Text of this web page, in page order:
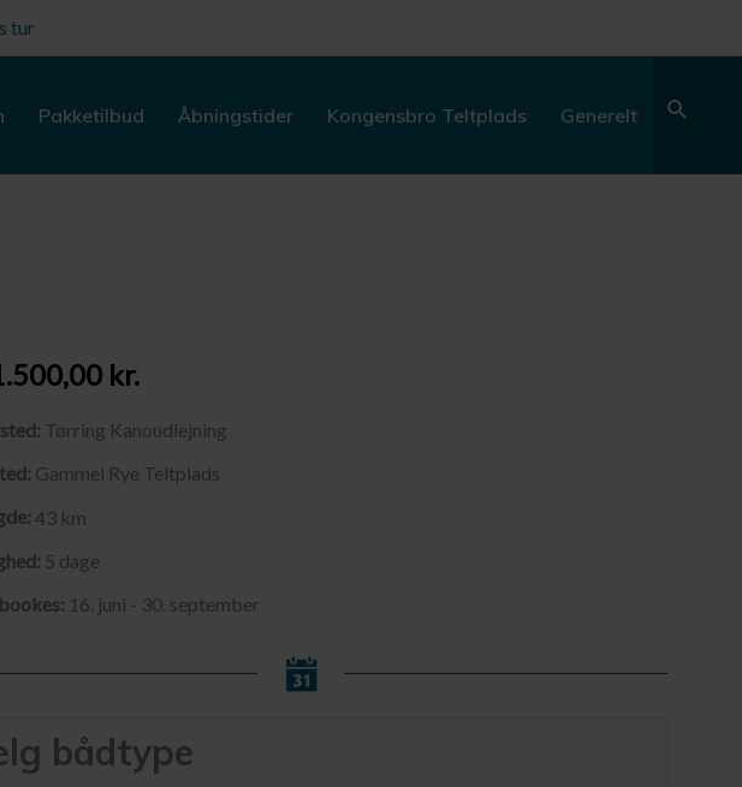
tur
Pakketilbud Åbningstider Kongensbro Teltplads Generelt
kr.
Tørring Kanoudlejning
Gammel Rye Teltplads
43 km
5 dage
16. juni - 30. september
bådtype